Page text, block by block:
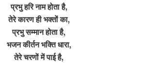
प्रभु हरि नाम होता है,
तेरे कारण ही भक्तों का,
प्रभु सम्मान होता है,
भजन कीर्तन भक्ति धारा,
तेरे चरणों में पाई है,